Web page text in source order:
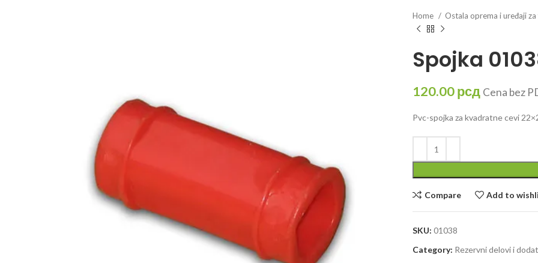
Home Ostala oprema i uređaji
Spojka
120.00рсд Cena bez
Pvc-spojka za kvadratne cevi
Compare Add to
SKU: 01038
Category: Rezervni delovi i